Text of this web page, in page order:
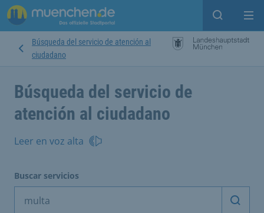
Open
Búsqueda del servicio de atención al
ciudadano
Búsqueda del servicio de
atención al ciudadano
Leer en voz alta
Buscar servicios